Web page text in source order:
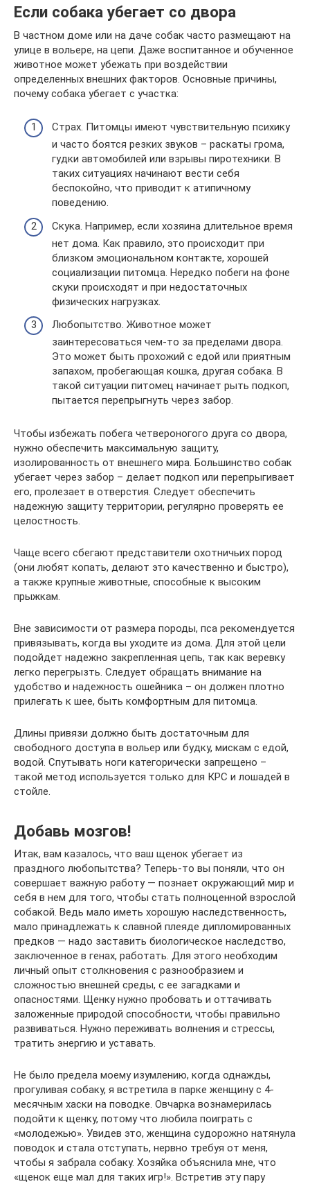
Если собака убегает со двора
В частном доме или на даче собак часто размещают на
улице в вольере, на цепи. Даже воспитанное и обученное
животное может убежать при воздействии
определенных внешних факторов. Основные причины,
почему собака убегает с участка:
Страх. Питомцы имеют чувствительную психику
и часто боятся резких звуков – раскаты грома,
гудки автомобилей или взрывы пиротехники. В
таких ситуациях начинают вести себя
беспокойно, что приводит к атипичному
поведению.
Скука. Например, если хозяина длительное время
нет дома. Как правило, это происходит при
близком эмоциональном контакте, хорошей
социализации питомца. Нередко побеги на фоне
скуки происходят и при недостаточных
физических нагрузках.
Любопытство. Животное может
заинтересоваться чем-то за пределами двора.
Это может быть прохожий с едой или приятным
запахом, пробегающая кошка, другая собака. В
такой ситуации питомец начинает рыть подкоп,
пытается перепрыгнуть через забор.
Чтобы избежать побега четвероногого друга со двора,
нужно обеспечить максимальную защиту,
изолированность от внешнего мира. Большинство собак
убегает через забор – делает подкоп или перепрыгивает
его, пролезает в отверстия. Следует обеспечить
надежную защиту территории, регулярно проверять ее
целостность.
Чаще всего сбегают представители охотничьих пород
(они любят копать, делают это качественно и быстро),
а также крупные животные, способные к высоким
прыжкам.
Вне зависимости от размера породы, пса рекомендуется
привязывать, когда вы уходите из дома. Для этой цели
подойдет надежно закрепленная цепь, так как веревку
легко перегрызть. Следует обращать внимание на
удобство и надежность ошейника – он должен плотно
прилегать к шее, быть комфортным для питомца.
Длины привязи должно быть достаточным для
свободного доступа в вольер или будку, мискам с едой,
водой. Спутывать ноги категорически запрещено –
такой метод используется только для КРС и лошадей в
стойле.
Добавь мозгов!
Итак, вам казалось, что ваш щенок убегает из
праздного любопытства? Теперь-то вы поняли, что он
совершает важную работу — познает окружающий мир и
себя в нем для того, чтобы стать полноценной взрослой
собакой. Ведь мало иметь хорошую наследственность,
мало принадлежать к славной плеяде дипломированных
предков — надо заставить биологическое наследство,
заключенное в генах, работать. Для этого необходим
личный опыт столкновения с разнообразием и
сложностью внешней среды, с ее загадками и
опасностями. Щенку нужно пробовать и оттачивать
заложенные природой способности, чтобы правильно
развиваться. Нужно переживать волнения и стрессы,
тратить энергию и уставать.
Не было предела моему изумлению, когда однажды,
прогуливая собаку, я встретила в парке женщину с 4-
месячным хаски на поводке. Овчарка вознамерилась
подойти к щенку, потому что любила поиграть с
«молодежью». Увидев это, женщина судорожно натянула
поводок и стала отступать, нервно требуя от меня,
чтобы я забрала собаку. Хозяйка объяснила мне, что
«щенок еще мал для таких игр!». Встретив эту пару